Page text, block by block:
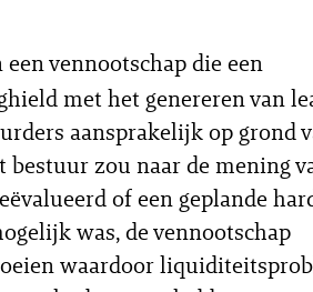
vennootschap die een
met het genereren van
aansprakelijk op grond
zou naar de mening
of een geplande
was, de vennootschap
waardoor